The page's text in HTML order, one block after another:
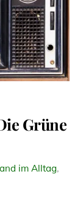
Grüne
im Alltag,